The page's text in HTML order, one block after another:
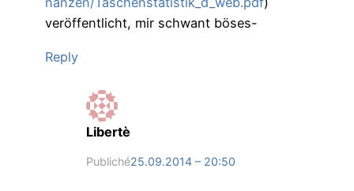
veröffentlicht, mir schwant böses-
Reply
Libertè
Publiché25.09.2014 – 20:50